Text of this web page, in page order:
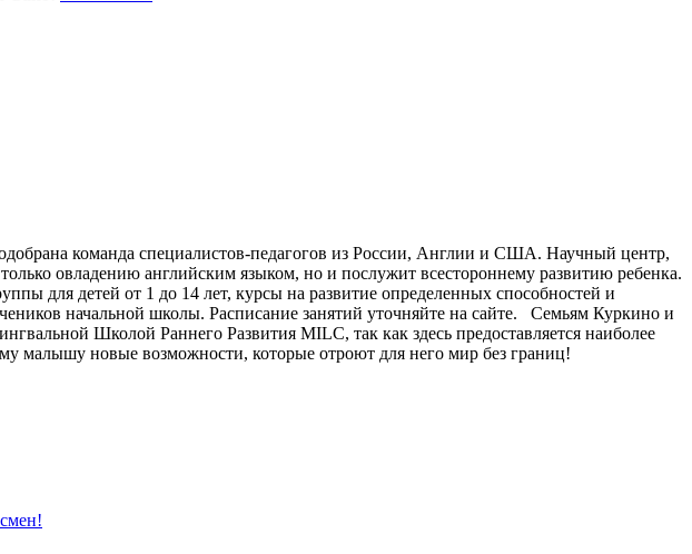
команда специалистов-педагогов из России, Англии и США. Научный центр,
овладению английским языком, но и послужит всестороннему развитию ребенка.
для детей от 1 до 14 лет, курсы на развитие определенных способностей и
начальной школы. Расписание занятий уточняйте на сайте. Семьям Куркино и
Школой Раннего Развития MILC, так как здесь предоставляется наиболее
малышу новые возможности, которые отроют для него мир без границ!